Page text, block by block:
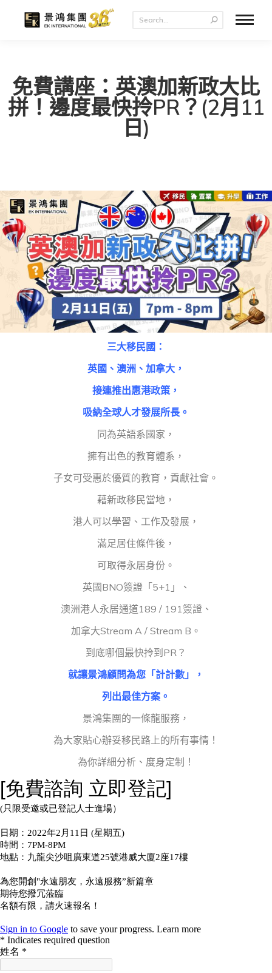
免費講座：英澳加新政大比
拼！邊度最快拎PR？(2月11
日)
三大移民國：
英國、澳洲、加拿大，
接連推出惠港政策，
吸納全球人才發展所長。
同為英語系國家，
擁有出色的教育體系，
子女可受惠於優質的教育，貢獻社會。
藉新政移民當地，
港人可以學習、工作及發展，
滿足居住條件後，
可取得永居身份。
英國BNO簽證「5+1」、
澳洲港人永居通道189 / 191簽證、
加拿大Stream A / Stream B。
到底哪個最快拎到PR？
就讓景鴻顧問為您「計計數」，
列出最佳方案。
景鴻集團的一條龍服務，
為大家貼心辦妥移民路上的所有事情！
為你詳細分析、度身定制！